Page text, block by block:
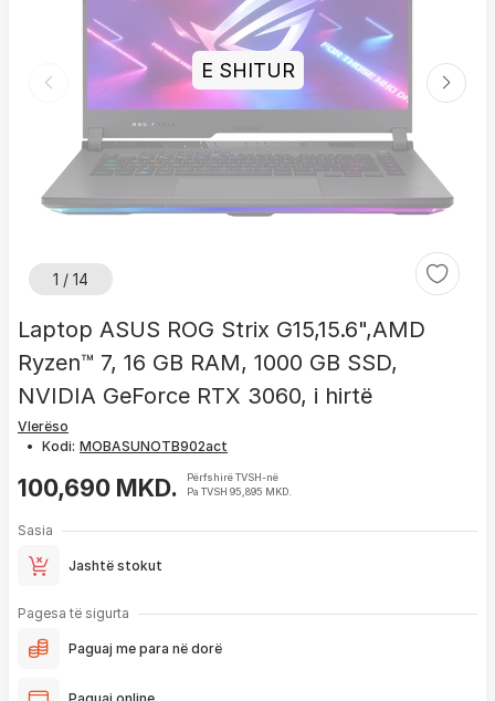
1 / 14
E SHITUR
Laptop ASUS ROG Strix G15,15.6",AMD
Ryzen™ 7, 16 GB RAM, 1000 GB SSD,
NVIDIA GeForce RTX 3060, i hirtë
Vlerëso
• Kodi:
100,690 MKD.
Përfshirë TVSH-në
Pa TVSH 95,895 MKD.
Sasia
Jashtë stokut
Pagesa të sigurta
Paguaj me para në dorë
Paguaj online